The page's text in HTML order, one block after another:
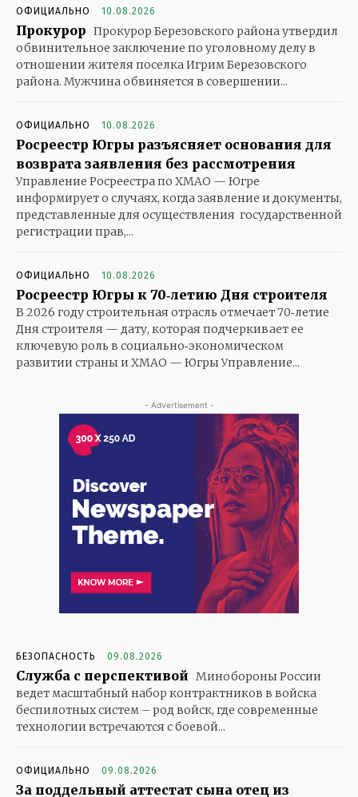
ОФИЦИАЛЬНО 10.08.2026
Прокурор Прокурор Березовского района утвердил
обвинительное заключение по уголовному делу в
отношении жителя поселка Игрим Березовского
района. Мужчина обвиняется в совершении...
ОФИЦИАЛЬНО 10.08.2026
Росреестр Югры разъясняет основания для
возврата заявления без рассмотрения
Управление Росреестра по ХМАО — Югре
информирует о случаях, когда заявление и документы,
представленные для осуществления государственной
регистрации прав,...
ОФИЦИАЛЬНО 10.08.2026
Росреестр Югры к 70‑летию Дня строителя
В 2026 году строительная отрасль отмечает 70‑летие
Дня строителя — дату, которая подчеркивает ее
ключевую роль в социально‑экономическом
развитии страны и ХМАО — Югры Управление...
- Advertisement -
БЕЗОПАСНОСТЬ 09.08.2026
Служба с перспективой Минобороны России
ведет масштабный набор контрактников в войска
беспилотных систем – род войск, где современные
технологии встречаются с боевой...
ОФИЦИАЛЬНО 09.08.2026
За поддельный аттестат сына отец из